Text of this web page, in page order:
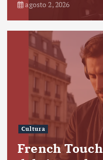
agosto 2, 2026
Cultura
French